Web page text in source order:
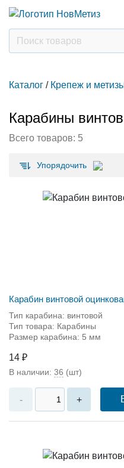
Каталог / Крепеж и
Карабины
Всего товаров: 5
Упорядочить
Карабин винтовой
Тип карабина: винтовой
Тип товара: Карабины
Размер карабина: 5 мм
14 ₽
В наличии: 36 (шт)
- +